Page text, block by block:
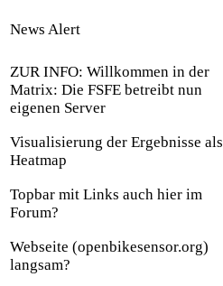
News Alert
ZUR INFO: Willkommen in der
Matrix: Die FSFE betreibt nun
eigenen Server
Visualisierung der Ergebnisse als
Heatmap
Topbar mit Links auch hier im
Forum?
Webseite (openbikesensor.org)
langsam?